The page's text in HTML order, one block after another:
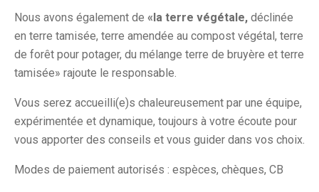
Nous avons également de «la terre végétale, déclinée
en terre tamisée, terre amendée au compost végétal, terre
de forêt pour potager, du mélange terre de bruyère et terre
tamisée» rajoute le responsable.
Vous serez accueilli(e)s chaleureusement par une équipe,
expérimentée et dynamique, toujours à votre écoute pour
vous apporter des conseils et vous guider dans vos choix.
Modes de paiement autorisés : espèces, chèques, CB